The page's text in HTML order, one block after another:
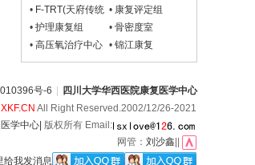
骨物理治疗组)
肺与重症物理治疗
组)
• F-TRT(天府传统
康复组)
• 康复评定组
• 护理康复组 • 骨密度室
• 高压氧治疗中心 • 锦江康复
号-6 四川大学华西医院康复医学中心
All Right Reserved.2002/12/26-2021
学中心| 版权所有 Email:
网管： 刘沙鑫